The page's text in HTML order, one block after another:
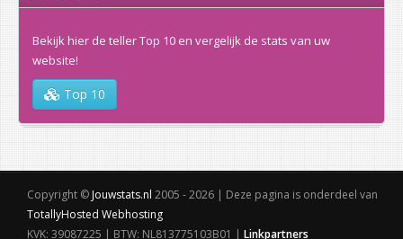
Bekijk hier de teller Top 10 en vergelijk de stats van uw
website!
Top 10
Copyright © Jouwstats.nl 2005 - 2026 | Deze pagina is onderdeel van
TotallyHosted Webhosting
KVK: 39087225 | BTW: NL813775103B01 | Linkpartners